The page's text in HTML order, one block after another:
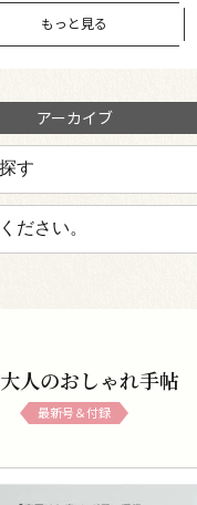
もっと見る
アーカイブ
大人のおしゃれ手帖
最新号＆付録